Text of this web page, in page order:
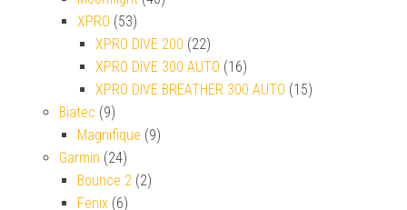
XPRO (53)
XPRO DIVE 200 (22)
XPRO DIVE 300 AUTO (16)
XPRO DIVE BREATHER 300 AUTO (15)
Biatec (9)
Magnifique (9)
Garmin (24)
Bounce 2 (2)
Fenix (6)